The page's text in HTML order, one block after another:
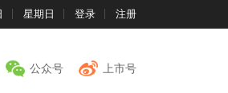
星期日 登录 注册
公众号 上市号